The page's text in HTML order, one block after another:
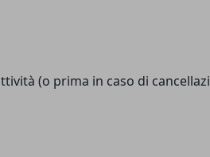
(o prima in caso di